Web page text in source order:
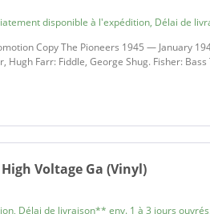
disponible à l'expédition, Délai de
Copy The Pioneers 1945 — January
Hugh Farr: Fiddle, George Shug. Fisher:
High Voltage Ga (Vinyl)
Délai de livraison** env. 1 à 3 jours